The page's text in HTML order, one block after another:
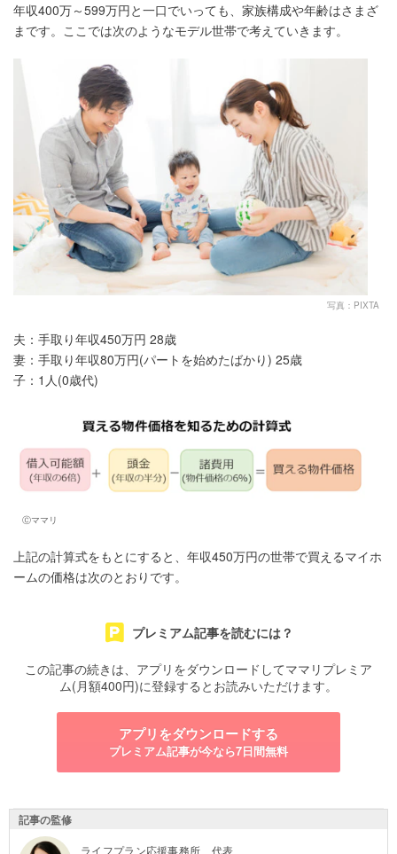
年収400万～599万円と一口でいっても、家族構成や年齢はさまざ
まです。ここでは次のようなモデル世帯で考えていきます。
写真：PIXTA
夫：手取り年収450万円 28歳
妻：手取り年収80万円(パートを始めたばかり) 25歳
子：1人(0歳代)
Ⓒママリ
上記の計算式をもとにすると、年収450万円の世帯で買えるマイホ
ームの価格は次のとおりです。
プレミアム記事を読むには？
この記事の続きは、アプリをダウンロードしてママリプレミア
ム(月額400円)に登録するとお読みいただけます。
アプリをダウンロードする
プレミアム記事が今なら7日間無料
記事の監修
ライフプラン応援事務所 代表